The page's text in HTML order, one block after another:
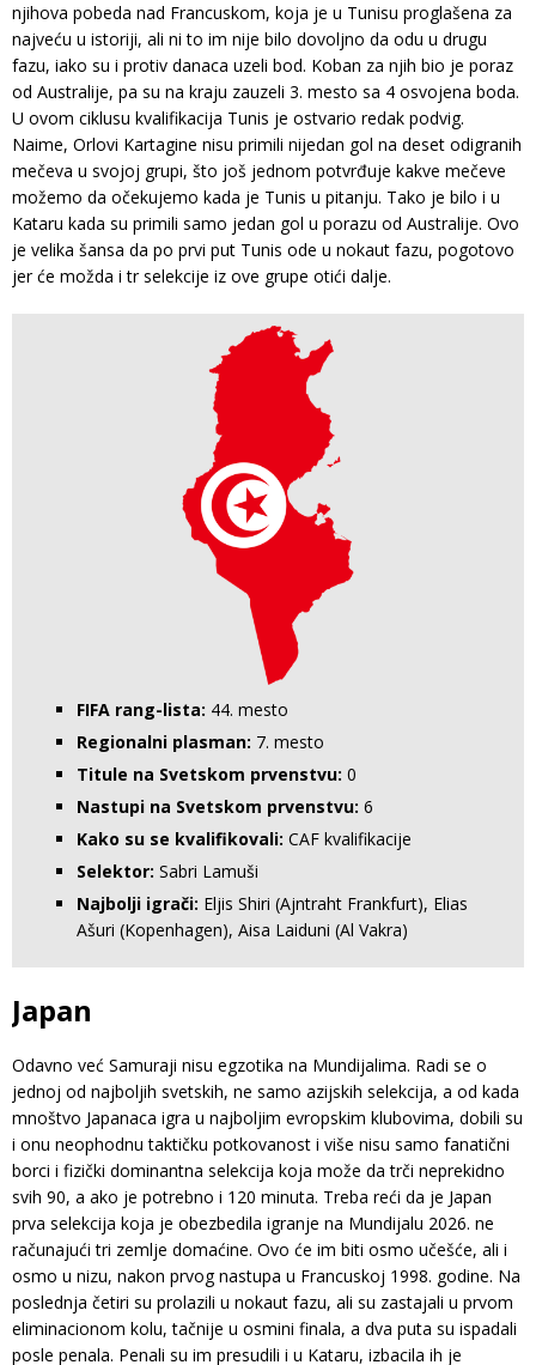
njihova pobeda nad Francuskom, koja je u Tunisu proglašena za
najveću u istoriji, ali ni to im nije bilo dovoljno da odu u drugu
fazu, iako su i protiv danaca uzeli bod. Koban za njih bio je poraz
od Australije, pa su na kraju zauzeli 3. mesto sa 4 osvojena boda.
U ovom ciklusu kvalifikacija Tunis je ostvario redak podvig.
Naime, Orlovi Kartagine nisu primili nijedan gol na deset odigranih
mečeva u svojoj grupi, što još jednom potvrđuje kakve mečeve
možemo da očekujemo kada je Tunis u pitanju. Tako je bilo i u
Kataru kada su primili samo jedan gol u porazu od Australije. Ovo
je velika šansa da po prvi put Tunis ode u nokaut fazu, pogotovo
jer će možda i tr selekcije iz ove grupe otići dalje.
FIFA rang-lista: 44. mesto
Regionalni plasman: 7. mesto
Titule na Svetskom prvenstvu: 0
Nastupi na Svetskom prvenstvu: 6
Kako su se kvalifikovali: CAF kvalifikacije
Selektor: Sabri Lamuši
Najbolji igrači: Eljis Shiri (Ajntraht Frankfurt), Elias
Ašuri (Kopenhagen), Aisa Laiduni (Al Vakra)
Japan
Odavno već Samuraji nisu egzotika na Mundijalima. Radi se o
jednoj od najboljih svetskih, ne samo azijskih selekcija, a od kada
mnoštvo Japanaca igra u najboljim evropskim klubovima, dobili su
i onu neophodnu taktičku potkovanost i više nisu samo fanatični
borci i fizički dominantna selekcija koja može da trči neprekidno
svih 90, a ako je potrebno i 120 minuta. Treba reći da je Japan
prva selekcija koja je obezbedila igranje na Mundijalu 2026. ne
računajući tri zemlje domaćine. Ovo će im biti osmo učešće, ali i
osmo u nizu, nakon prvog nastupa u Francuskoj 1998. godine. Na
poslednja četiri su prolazili u nokaut fazu, ali su zastajali u prvom
eliminacionom kolu, tačnije u osmini finala, a dva puta su ispadali
posle penala. Penali su im presudili i u Kataru, izbacila ih je